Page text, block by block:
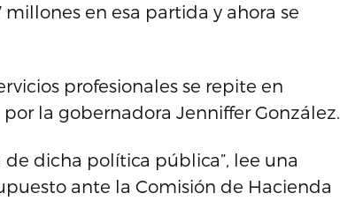
millones en esa partida y ahora se
profesionales se repite en
la gobernadora Jenniffer González.
dicha política pública”, lee una
ante la Comisión de Hacienda